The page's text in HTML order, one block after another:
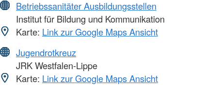
Betriebssanitäter Ausbildungsstellen
Institut für Bildung und Kommunikation
Karte: Link zur Google Maps Ansicht
Jugendrotkreuz
JRK Westfalen-Lippe
Karte: Link zur Google Maps Ansicht